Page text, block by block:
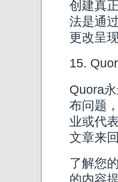
创建真
法是通
更改呈
15.
Quora
布问题
业或代
文章来
了解您